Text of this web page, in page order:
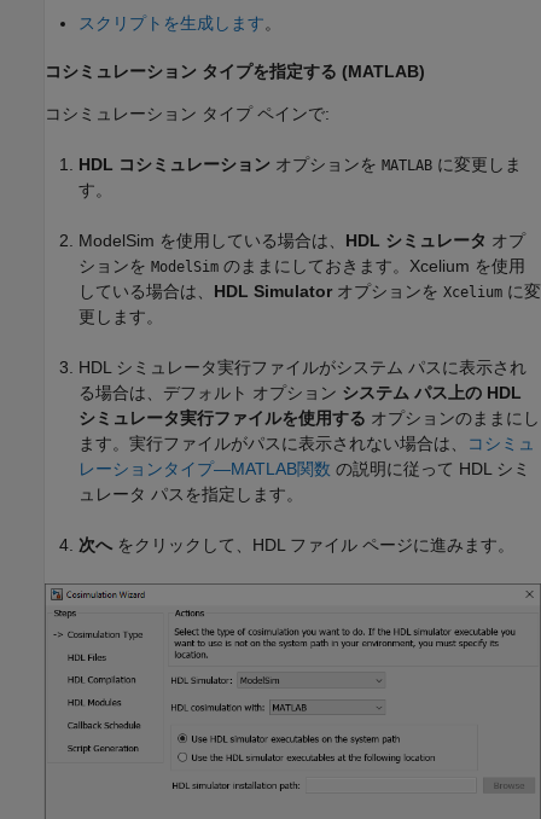
スクリプトを生成します。
コシミュレーション タイプを指定する (MATLAB)
コシミュレーション タイプ ペインで:
HDL コシミュレーション オプションを MATLAB に変更しま
す。
ModelSim を使用している場合は、 HDL シミュレータ オプ
ションを ModelSim のままにしておきます。Xcelium を使用
している場合は、 HDL Simulator オプションを Xcelium に変
更します。
HDL シミュレータ実行ファイルがシステム パスに表示され
る場合は、デフォルト オプション システム パス上の HDL
シミュレータ実行ファイルを使用する オプションのままにし
ます。実行ファイルがパスに表示されない場合は、
コシミュ
レーションタイプ—MATLAB関数 の説明に従って HDL シミ
ュレータ パスを指定します。
次へ をクリックして、HDL ファイル ページに進みます。